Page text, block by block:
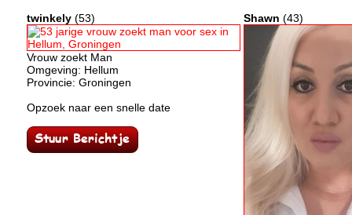
twinkely (53)
Vrouw zoekt Man
Omgeving: Hellum
Provincie: Groningen
Opzoek naar een snelle date
Shawn (43)